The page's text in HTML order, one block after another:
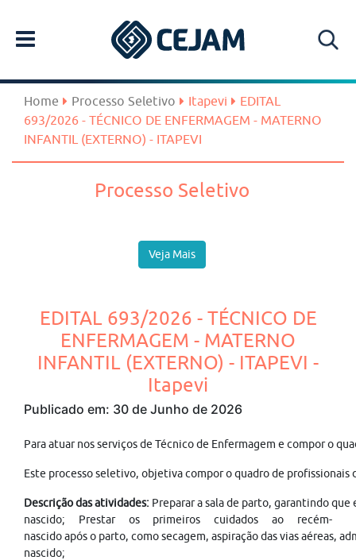
Home Processo Seletivo Itapevi
EDITAL
693/2026 - TÉCNICO DE ENFERMAGEM - MATERNO
INFANTIL (EXTERNO) - ITAPEVI
Processo Seletivo
Veja Mais
EDITAL 693/2026 - TÉCNICO DE
ENFERMAGEM - MATERNO
INFANTIL (EXTERNO) - ITAPEVI -
Itapevi
Publicado em: 30 de Junho de 2026
Para atuar nos serviços de Técnico de Enfermagem e compor o
Este processo seletivo, objetiva compor o quadro de
Descrição das atividades: Preparar a sala de parto, garantindo
nascido; Prestar os primeiros cuidados ao recém-
nascido após o parto, como secagem, aspiração das vias
nascido;